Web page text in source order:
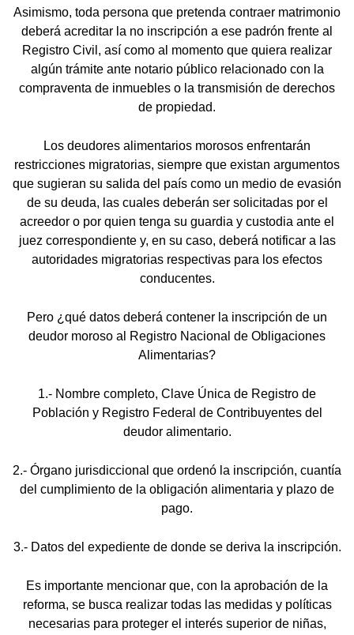
Asimismo, toda persona que pretenda contraer matrimonio
deberá acreditar la no inscripción a ese padrón frente al
Registro Civil, así como al momento que quiera realizar
algún trámite ante notario público relacionado con la
compraventa de inmuebles o la transmisión de derechos
de propiedad.
Los deudores alimentarios morosos enfrentarán
restricciones migratorias, siempre que existan argumentos
que sugieran su salida del país como un medio de evasión
de su deuda, las cuales deberán ser solicitadas por el
acreedor o por quien tenga su guardia y custodia ante el
juez correspondiente y, en su caso, deberá notificar a las
autoridades migratorias respectivas para los efectos
conducentes.
Pero ¿qué datos deberá contener la inscripción de un
deudor moroso al Registro Nacional de Obligaciones
Alimentarias?
1.- Nombre completo, Clave Única de Registro de
Población y Registro Federal de Contribuyentes del
deudor alimentario.
2.- Órgano jurisdiccional que ordenó la inscripción, cuantía
del cumplimiento de la obligación alimentaria y plazo de
pago.
3.- Datos del expediente de donde se deriva la inscripción.
Es importante mencionar que, con la aprobación de la
reforma, se busca realizar todas las medidas y políticas
necesarias para proteger el interés superior de niñas,